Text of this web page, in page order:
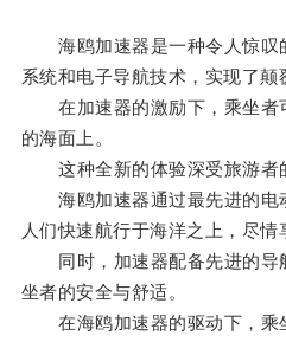
海鸥加速器是一种令人惊叹
系统和电子导航技术，实现了颠
在加速器的激励下，乘坐者
的海面上。
这种全新的体验深受旅游者
海鸥加速器通过最先进的电
人们快速航行于海洋之上，尽情
同时，加速器配备先进的导
坐者的安全与舒适。
在海鸥加速器的驱动下，乘